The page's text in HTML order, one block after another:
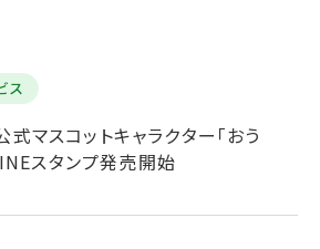
ス
マスコットキャラクター「おう
スタンプ発売開始